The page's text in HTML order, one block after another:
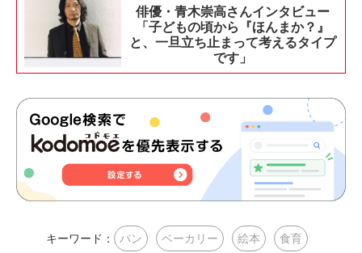
俳優・青木崇高さんインタビュー
「子どもの頃から『ほんまか？』
と、一旦立ち止まって考えるタイプ
です」
キーワード： パン ベーカリー 絵本 食育